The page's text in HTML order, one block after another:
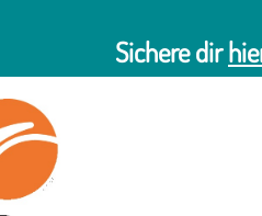
Sichere dir